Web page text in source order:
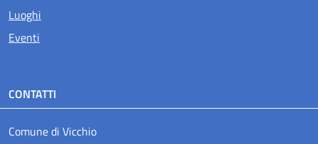
Luoghi
Eventi
CONTATTI
Comune di Vicchio